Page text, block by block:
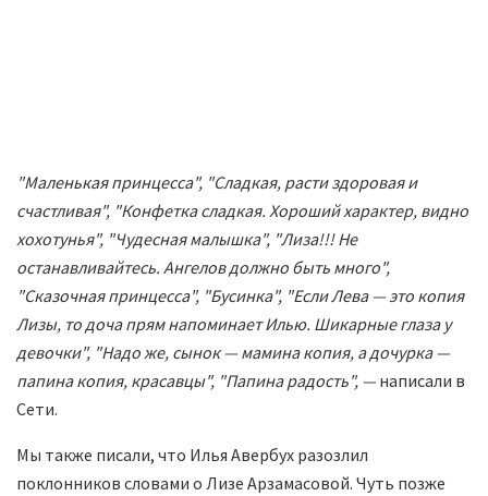
"Маленькая принцесса", "Сладкая, расти здоровая и
счастливая", "Конфетка сладкая. Хороший характер, видно
хохотунья", "Чудесная малышка", "Лиза!!! Не
останавливайтесь. Ангелов должно быть много",
"Сказочная принцесса", "Бусинка", "Если Лева — это копия
Лизы, то доча прям напоминает Илью. Шикарные глаза у
девочки", "Надо же, сынок — мамина копия, а дочурка —
папина копия, красавцы", "Папина радость", — написали в
Сети.
Мы также писали, что Илья Авербух разозлил
поклонников словами о Лизе Арзамасовой. Чуть позже